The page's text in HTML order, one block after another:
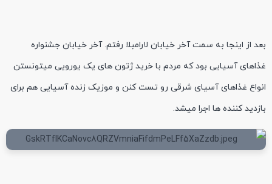
بعد از اینجا به سمت آخر خیابان لارامبلا رفتم. آخر خیابان جشنواره
غذاهای آسیایی بود که مردم با خرید ژتون های یک یورویی میتونستن
انواع غذاهای آسیای شرقی رو تست کنن و موزیک زنده آسیایی هم برای
بازدید کننده ها اجرا میشد.